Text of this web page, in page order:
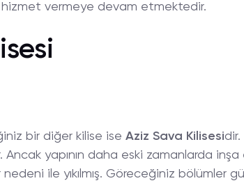
vermeye devam etmektedir.
bir diğer kilise ise Aziz Sava Kilisesidir.
Ancak yapının daha eski zamanlarda
ile yıkılmış. Göreceğiniz bölümler